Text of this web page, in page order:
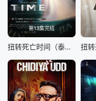
第13集完结
扭转死亡时间（泰语版）